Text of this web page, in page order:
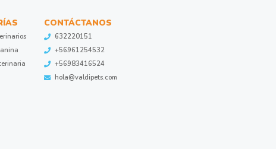
CONTÁCTANOS
632220151
+56961254532
+56983416524
hola@valdipets.com